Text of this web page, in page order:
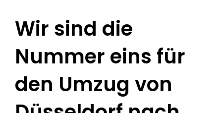
Wir sind die
Nummer eins für
den Umzug von